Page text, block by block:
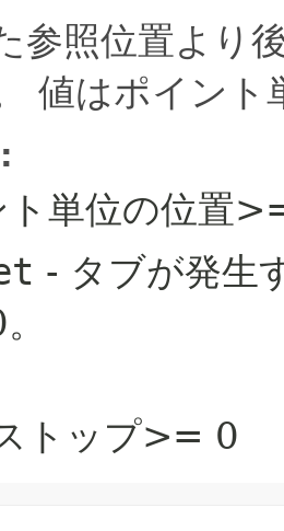
参照位置より
値はポイント
ト単位の位置
- タブが発生
トップ>= 0